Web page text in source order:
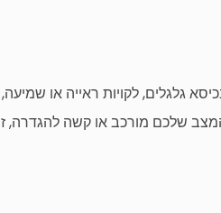
גלגלים, לקויות ראייה או שמיעה,
שלכם מורכב או קשה